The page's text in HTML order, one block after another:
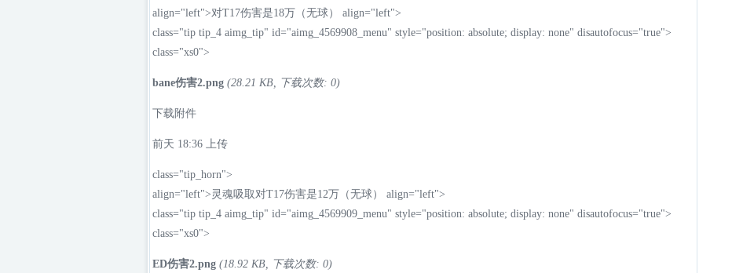
align="left">对T17伤害是18万（无球） align="left">
class="tip tip_4 aimg_tip" id="aimg_4569908_menu" style="position: absolute; display: none" disautofocus="true">
class="xs0">
bane伤害2.png (28.21 KB, 下载次数: 0)
下载附件
前天 18:36上传
class="tip_horn">
align="left">灵魂吸取对T17伤害是12万（无球） align="left">
class="tip tip_4 aimg_tip" id="aimg_4569909_menu" style="position: absolute; display: none" disautofocus="true">
class="xs0">
ED伤害2.png (18.92 KB, 下载次数: 0)